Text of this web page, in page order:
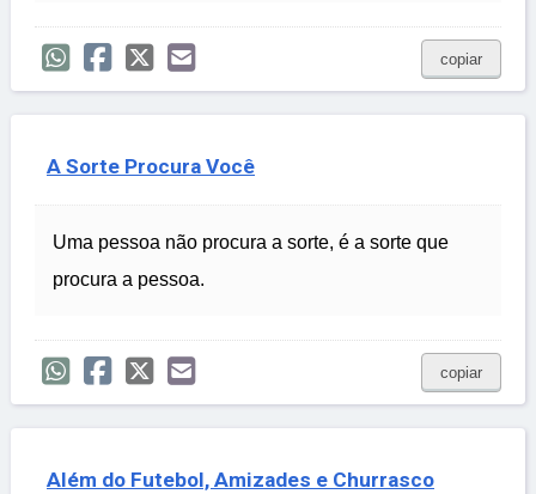
copiar
A Sorte Procura Você
Uma pessoa não procura a sorte, é a sorte que
procura a pessoa.
copiar
Além do Futebol, Amizades e Churrasco